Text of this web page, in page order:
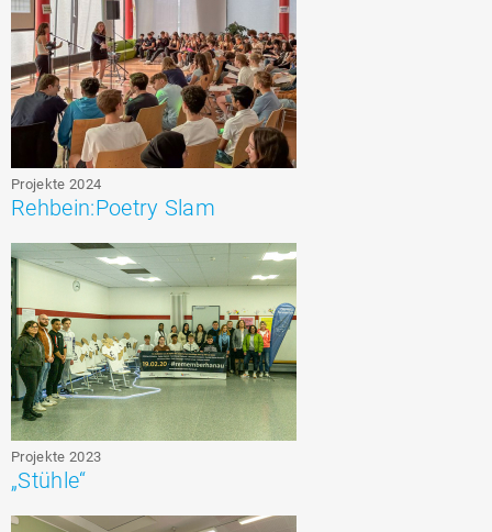
Projekte 2024
Rehbein:Poetry Slam
Projekte 2023
„Stühle“